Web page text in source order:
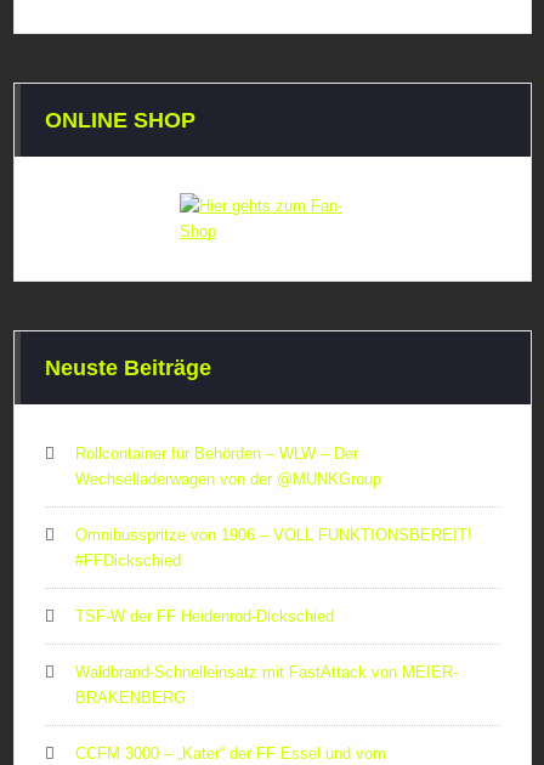
ONLINE SHOP
Neuste Beiträge
Rollcontainer für Behörden – WLW – Der
Wechselladerwagen von der ‪@MUNKGroup‬
Omnibusspritze von 1906 – VOLL FUNKTIONSBEREIT!
#FFDickschied
TSF-W der FF Heidenrod-Dickschied
Waldbrand-Schnelleinsatz mit FastAttack von MEIER-
BRAKENBERG
CCFM 3000 – „Kater“ der FF Essel und vom